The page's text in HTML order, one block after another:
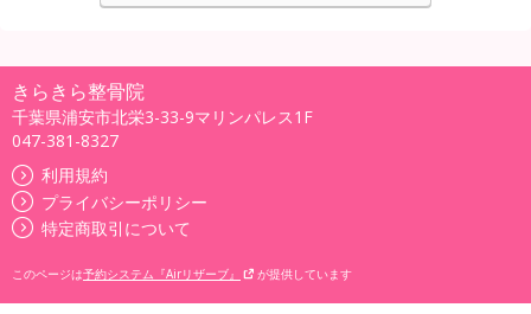
きらきら整骨院
千葉県浦安市北栄3-33-9マリンパレス1F
047-381-8327
利用規約
プライバシーポリシー
特定商取引について
このページは予約システム『Airリザーブ』 が提供しています